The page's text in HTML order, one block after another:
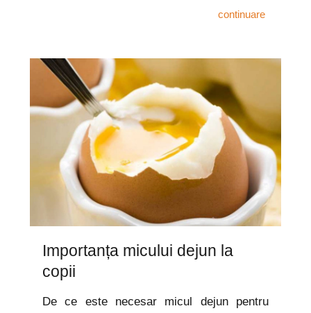
continuare
Importanța micului dejun la
copii
De ce este necesar micul dejun pentru